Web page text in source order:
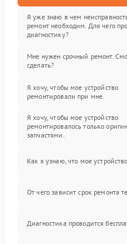
Я уже знаю в чем
ремонт необходим. Для чего
диагностику?
Мне нужен срочный ремонт.
сделать?
Я хочу, чтобы мое устройство
ремонтировали при мне.
Я хочу, чтобы мое устройство
ремонтировалось только
запчастями.
Как я узнаю, что мое
От чего зависит срок ремонта
Диагностика проводится